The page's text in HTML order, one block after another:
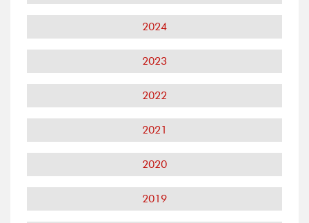
2024
2023
2022
2021
2020
2019